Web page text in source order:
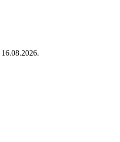
16.08.2026.